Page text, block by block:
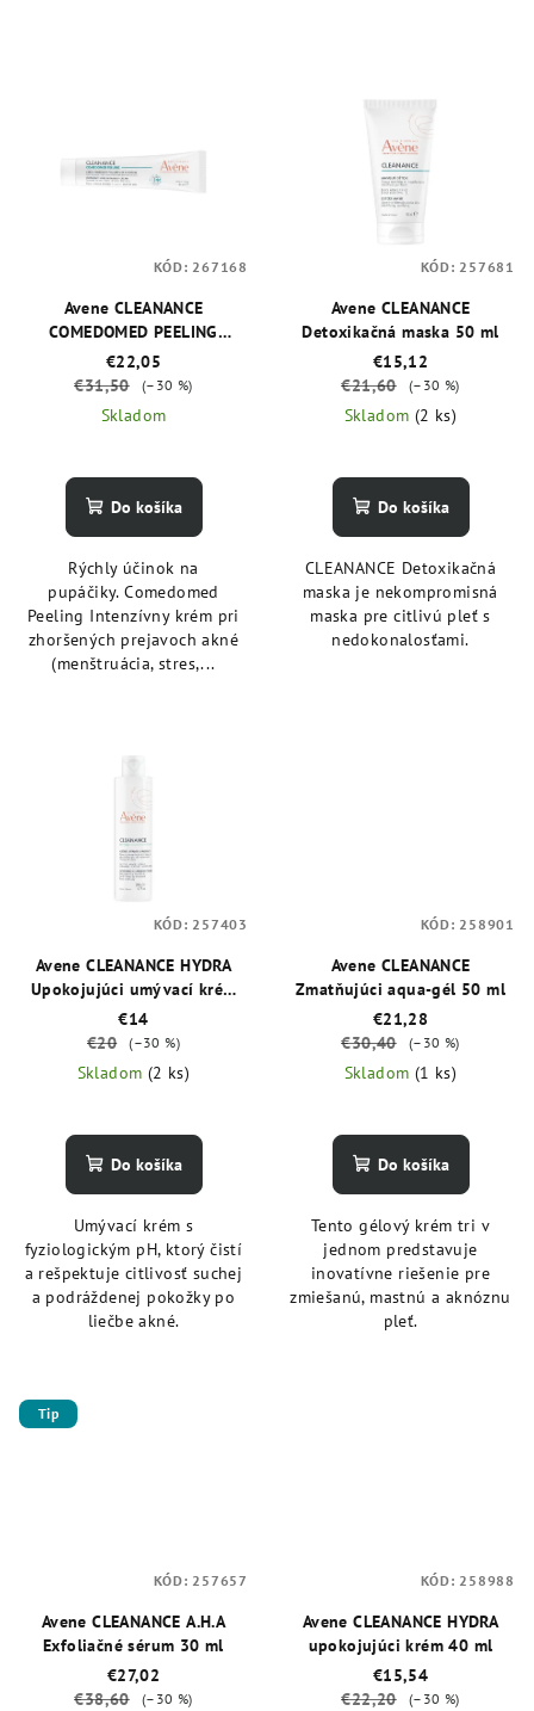
Avene CLEANANCE
COMEDOMED PEELING
Intenzívny krém pri
zhoršených prejavoch akné
€22,05
€31,50
(–30 %)
Skladom
Do košíka
Rýchly účinok na
pupáčiky. Comedomed
Peeling Intenzívny krém pri
zhoršených prejavoch akné
(menštruácia, stres,...
KÓD: 267168
Avene CLEANANCE
Detoxikačná maska 50 ml
€15,12
€21,60
(–30 %)
Skladom (2 ks)
Do košíka
CLEANANCE Detoxikačná
maska je nekompromisná
maska pre citlivú pleť s
nedokonalosťami.
KÓD: 257681
Avene CLEANANCE HYDRA
Upokojujúci umývací krém
200 ml
€14
€20
(–30 %)
Skladom (2 ks)
Do košíka
Umývací krém s
fyziologickým pH, ktorý čistí
a rešpektuje citlivosť suchej
a podráždenej pokožky po
liečbe akné.
KÓD: 257403
Avene CLEANANCE
Zmatňujúci aqua-gél 50 ml
€21,28
€30,40
(–30 %)
Skladom (1 ks)
Do košíka
Tento gélový krém tri v
jednom predstavuje
inovatívne riešenie pre
zmiešanú, mastnú a aknóznu
pleť.
KÓD: 258901
Tip
Avene CLEANANCE A.H.A
Exfoliačné sérum 30 ml
€27,02
€38,60
(–30 %)
KÓD: 257657
Avene CLEANANCE HYDRA
upokojujúci krém 40 ml
€15,54
€22,20
(–30 %)
KÓD: 258988